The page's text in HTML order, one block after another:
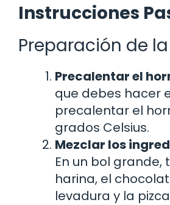
Instrucciones
Preparación de
Precalentar el
que debes hacer
precalentar el
grados Celsius.
Mezclar los
En un bol grande,
harina, el
levadura y la